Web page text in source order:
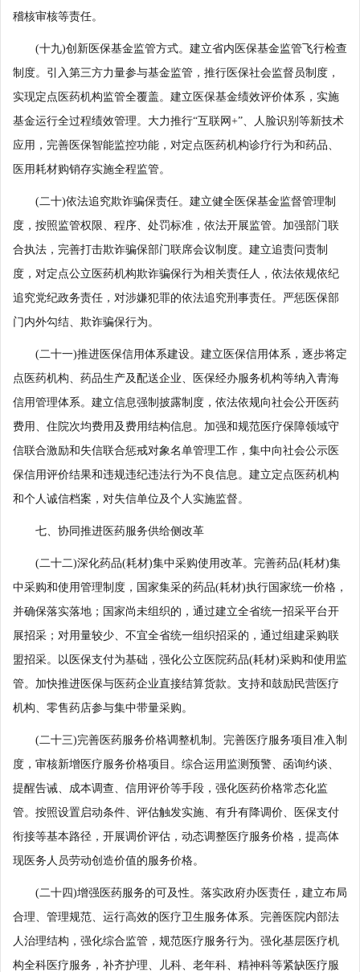
稽核审核等责任。
(十九)创新医保基金监管方式。建立省内医保基金监管飞行检查
制度。引入第三方力量参与基金监管，推行医保社会监督员制度，
实现定点医药机构监管全覆盖。建立医保基金绩效评价体系，实施
基金运行全过程绩效管理。大力推行“互联网+”、人脸识别等新技术
应用，完善医保智能监控功能，对定点医药机构诊疗行为和药品、
医用耗材购销存实施全程监管。
(二十)依法追究欺诈骗保责任。建立健全医保基金监督管理制
度，按照监管权限、程序、处罚标准，依法开展监管。加强部门联
合执法，完善打击欺诈骗保部门联席会议制度。建立追责问责制
度，对定点公立医药机构欺诈骗保行为相关责任人，依法依规依纪
追究党纪政务责任，对涉嫌犯罪的依法追究刑事责任。严惩医保部
门内外勾结、欺诈骗保行为。
(二十一)推进医保信用体系建设。建立医保信用体系，逐步将定
点医药机构、药品生产及配送企业、医保经办服务机构等纳入青海
信用管理体系。建立信息强制披露制度，依法依规向社会公开医药
费用、住院次均费用及费用结构信息。加强和规范医疗保障领域守
信联合激励和失信联合惩戒对象名单管理工作，集中向社会公示医
保信用评价结果和违规违纪违法行为不良信息。建立定点医药机构
和个人诚信档案，对失信单位及个人实施监督。
七、协同推进医药服务供给侧改革
(二十二)深化药品(耗材)集中采购使用改革。完善药品(耗材)集
中采购和使用管理制度，国家集采的药品(耗材)执行国家统一价格，
并确保落实落地；国家尚未组织的，通过建立全省统一招采平台开
展招采；对用量较少、不宜全省统一组织招采的，通过组建采购联
盟招采。以医保支付为基础，强化公立医院药品(耗材)采购和使用监
管。加快推进医保与医药企业直接结算货款。支持和鼓励民营医疗
机构、零售药店参与集中带量采购。
(二十三)完善医药服务价格调整机制。完善医疗服务项目准入制
度，审核新增医疗服务价格项目。综合运用监测预警、函询约谈、
提醒告诫、成本调查、信用评价等手段，强化医药价格常态化监
管。按照设置启动条件、评估触发实施、有升有降调价、医保支付
衔接等基本路径，开展调价评估，动态调整医疗服务价格，提高体
现医务人员劳动创造价值的服务价格。
(二十四)增强医药服务的可及性。落实政府办医责任，建立布局
合理、管理规范、运行高效的医疗卫生服务体系。完善医院内部法
人治理结构，强化综合监管，规范医疗服务行为。强化基层医疗机
构全科医疗服务，补齐护理、儿科、老年科、精神科等紧缺医疗服